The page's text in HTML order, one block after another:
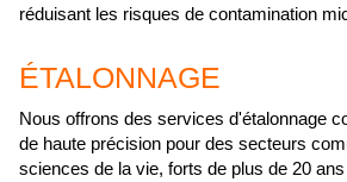
réduisant les risques de contamination
ÉTALONNAGE
Nous offrons des services d'étalonnage
de haute précision pour des secteurs
sciences de la vie, forts de plus de 20 ans